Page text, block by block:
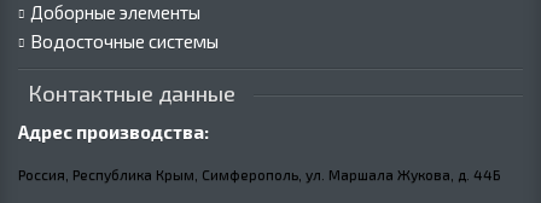
Доборные элементы
Водосточные системы
Контактные данные
Адрес производства:
Россия, Республика Крым, Симферополь, ул. Маршала Жукова, д. 44Б